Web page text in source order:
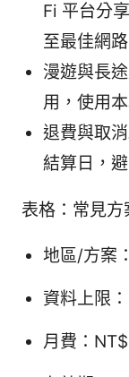
Fi 平台分
至最佳網
漫遊與長
用，使用
退費與取
結算日，
表格：常見方
地區/方案
資料上限
月費：